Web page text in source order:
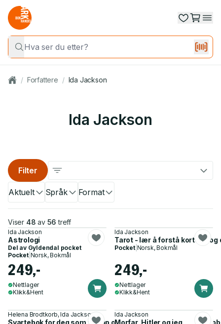
/ Forfattere / Ida Jackson
Ida Jackson
Aktuelt Språk Format
Filter
Viser 48 av 56 treff
Ida Jackson
Astrologi
Del av Gyldendal pocket
Pocket| Norsk, Bokmål
249,-
Nettlager
Klikk&Hent
Ida Jackson
Tarot - lær å forstå kortene og
Pocket| Norsk, Bokmål
249,-
Nettlager
Klikk&Hent
Helena Brodtkorb, Ida Jackson
Svartebok for deg som vil opp og fram - en smart guide til
Ida Jackson
Morfar, Hitler og jeg